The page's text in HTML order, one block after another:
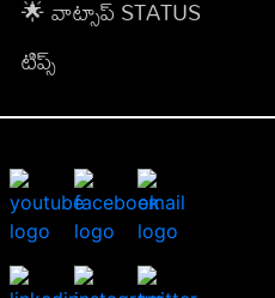
🌟 వాట్సాప్ STATUS
టిప్స్